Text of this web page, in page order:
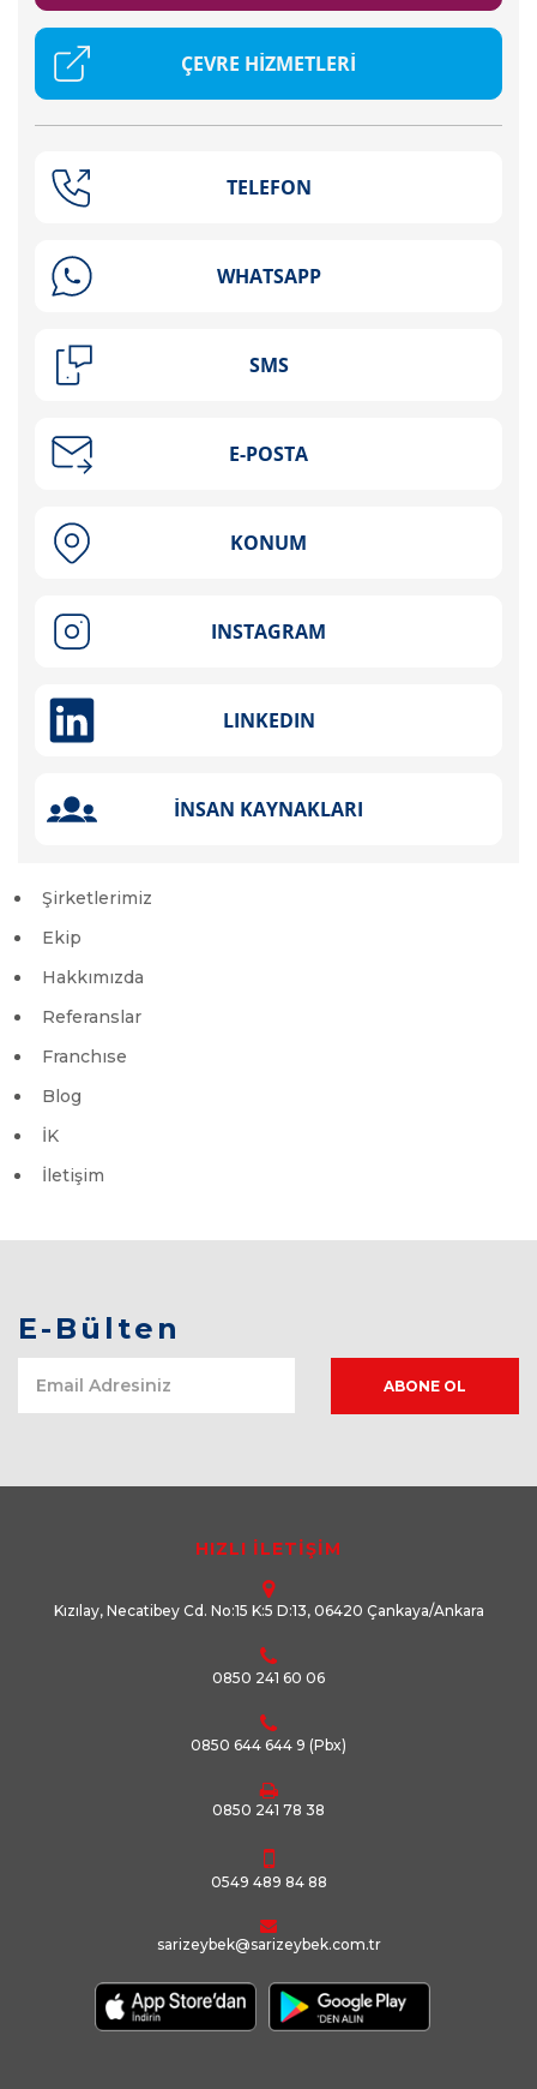
Şirketlerimiz
Ekip
Hakkımızda
Referanslar
Franchıse
Blog
İK
İletişim
E-Bülten
HIZLI İLETİŞİM
Kızılay, Necatibey Cd. No:15 K:5 D:13, 06420 Çankaya/Ankara
0850 241 60 06
0850 644 644 9 (Pbx)
0850 241 78 38
0549 489 84 88
sarizeybek@sarizeybek.com.tr